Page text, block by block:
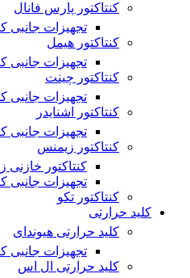
کنتاکتور پارس فانال
تجهیزات جانبی
کنتاکتور هیمل
تجهیزات جانبی
کنتاکتور چینت
تجهیزات جانبی
کنتاکتور اشنایدر
تجهیزات جانبی
کنتاکتور زیمنس
کنتاکتور خازنی
تجهیزات جانبی
کنتاکتور تکو
کلید حرارتی
کلید حرارتی هیوندای
تجهیزات جانبی
کلید حرارتی ال اس